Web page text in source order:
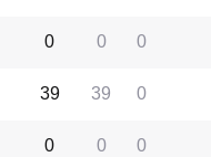
0
0
0
0
39
39
0
0
0